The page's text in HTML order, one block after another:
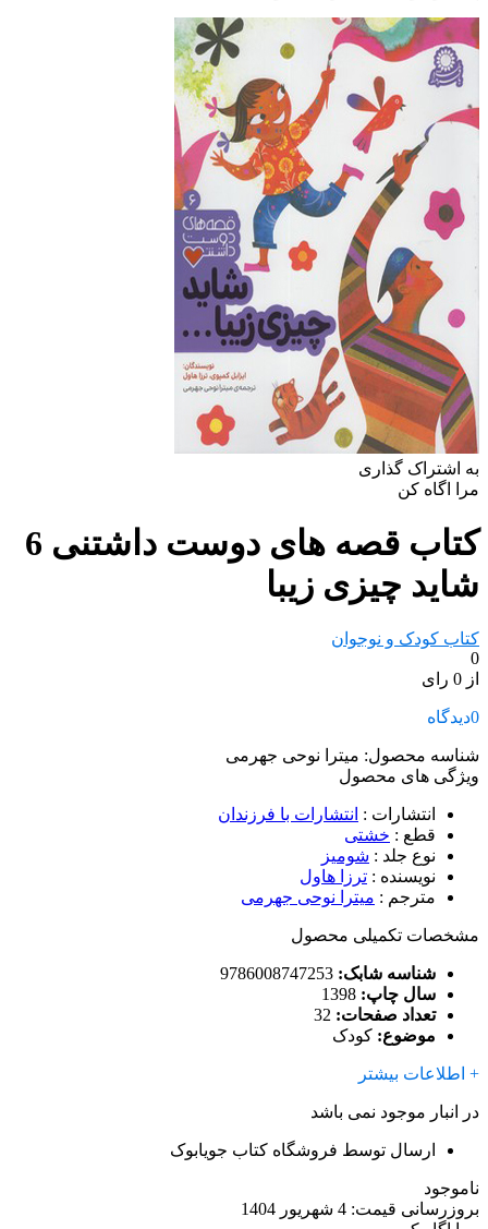
به اشتراک گذاری
مرا اگاه کن
کتاب قصه های دوست داشتنی 6
شاید چیزی زیبا
کتاب کودک و نوجوان
0
از 0 رای
0دیدگاه
شناسه محصول: میترا نوحی جهرمی
ویژگی های محصول
انتشارات : انتشارات با فرزندان
قطع : خشتی
نوع جلد : شومیز
نویسنده : ترزا هاول
مترجم : میترا نوحی جهرمی
مشخصات تکمیلی محصول
شناسه شابک:
سال چاپ:
تعداد صفحات:
موضوع: کودک
+ اطلاعات بیشتر
در انبار موجود نمی باشد
ارسال توسط فروشگاه کتاب جویابوک
ناموجود
بروزرسانی قیمت: 4 شهریور 1404